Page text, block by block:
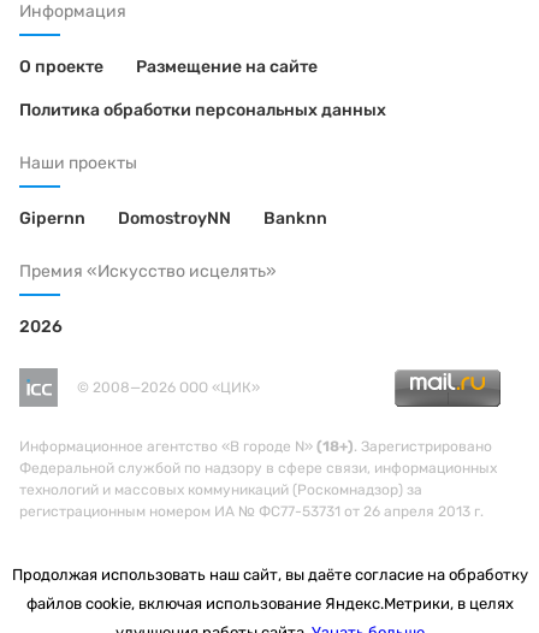
Информация
О проекте Размещение на сайте
Политика обработки персональных данных
Наши проекты
Gipernn DomostroyNN Banknn
Премия «Искусство исцелять»
2026
© 2008—2026 ООО «ЦИК»
Информационное агентство «В городе N» (18+). Зарегистрировано
Федеральной службой по надзору в сфере связи, информационных
технологий и массовых коммуникаций (Роскомнадзор) за
регистрационным номером ИА № ФС77-53731 от 26 апреля 2013 г.
Продолжая использовать наш сайт, вы даёте согласие на обработку
файлов cookie, включая использование Яндекс.Метрики, в целях